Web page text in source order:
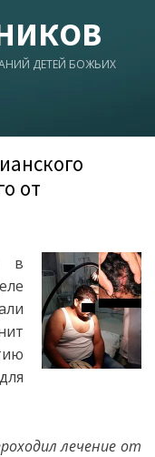
ДЕТЕЙ БОЖЬИХ
от
в
лечение от